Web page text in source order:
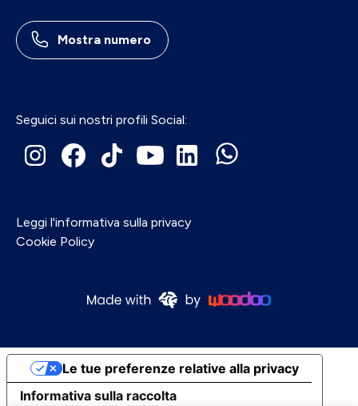
Mostra numero
Seguici sui nostri profili Social:
Leggi l'informativa sulla privacy
Cookie Policy
Informativa sulla raccolta
Le tue preferenze relative alla privacy